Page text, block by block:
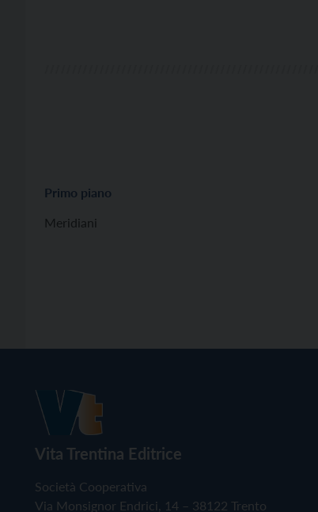
Primo piano
Meridiani
Vita Trentina Editrice
Società Cooperativa
Via Monsignor Endrici, 14 – 38122 Trento